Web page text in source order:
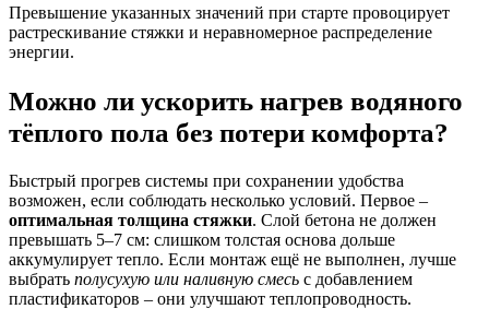
Превышение указанных значений при старте провоцирует
растрескивание стяжки и неравномерное распределение
энергии.
Можно ли ускорить нагрев водяного
тёплого пола без потери комфорта?
Быстрый прогрев системы при сохранении удобства
возможен, если соблюдать несколько условий. Первое –
оптимальная толщина стяжки. Слой бетона не должен
превышать 5–7 см: слишком толстая основа дольше
аккумулирует тепло. Если монтаж ещё не выполнен, лучше
выбрать полусухую или наливную смесь с добавлением
пластификаторов – они улучшают теплопроводность.